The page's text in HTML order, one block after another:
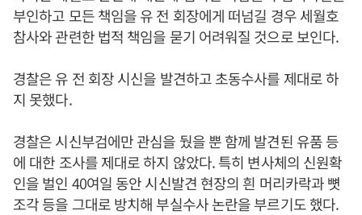
부인하고 모든 책임을 유 전 회장에게 떠넘길 경우 세월호
참사와 관련한 법적 책임을 묻기 어려워질 것으로 보인다.
경찰은 유 전 회장 시신을 발견하고 초동수사를 제대로 하
지 못했다.
경찰은 시신부검에만 관심을 뒀을 뿐 함께 발견된 유품 등
에 대한 조사를 제대로 하지 않았다. 특히 변사체의 신원확
인을 벌인 40여일 동안 시신발견 현장의 흰 머리카락과 뼛
조각 등을 그대로 방치해 부실수사 논란을 부르기도 했다.